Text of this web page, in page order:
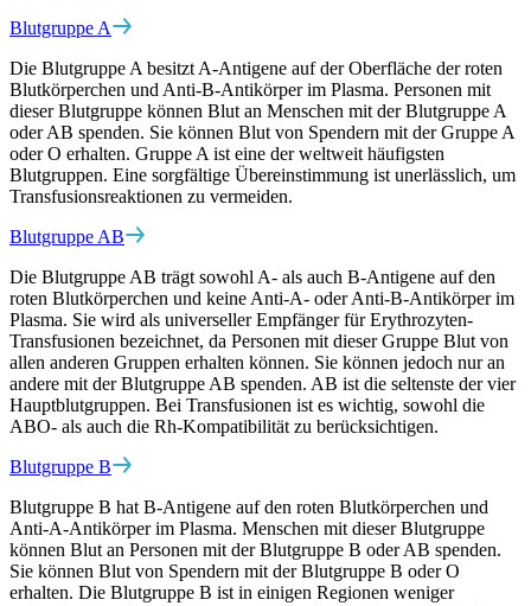
Blutgruppe A
Die Blutgruppe A besitzt A-Antigene auf der Oberfläche der roten
Blutkörperchen und Anti-B-Antikörper im Plasma. Personen mit
dieser Blutgruppe können Blut an Menschen mit der Blutgruppe A
oder AB spenden. Sie können Blut von Spendern mit der Gruppe A
oder O erhalten. Gruppe A ist eine der weltweit häufigsten
Blutgruppen. Eine sorgfältige Übereinstimmung ist unerlässlich, um
Transfusionsreaktionen zu vermeiden.
Blutgruppe AB
Die Blutgruppe AB trägt sowohl A- als auch B-Antigene auf den
roten Blutkörperchen und keine Anti-A- oder Anti-B-Antikörper im
Plasma. Sie wird als universeller Empfänger für Erythrozyten-
Transfusionen bezeichnet, da Personen mit dieser Gruppe Blut von
allen anderen Gruppen erhalten können. Sie können jedoch nur an
andere mit der Blutgruppe AB spenden. AB ist die seltenste der vier
Hauptblutgruppen. Bei Transfusionen ist es wichtig, sowohl die
ABO- als auch die Rh-Kompatibilität zu berücksichtigen.
Blutgruppe B
Blutgruppe B hat B-Antigene auf den roten Blutkörperchen und
Anti-A-Antikörper im Plasma. Menschen mit dieser Blutgruppe
können Blut an Personen mit der Blutgruppe B oder AB spenden.
Sie können Blut von Spendern mit der Blutgruppe B oder O
erhalten. Die Blutgruppe B ist in einigen Regionen weniger